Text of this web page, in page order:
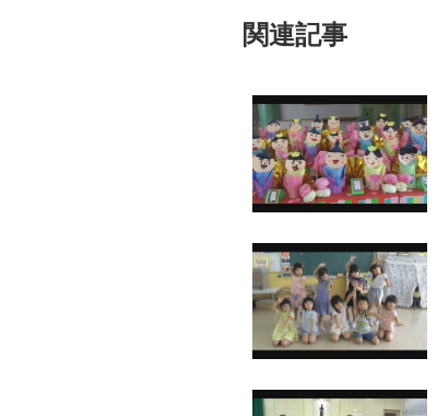
関連記事